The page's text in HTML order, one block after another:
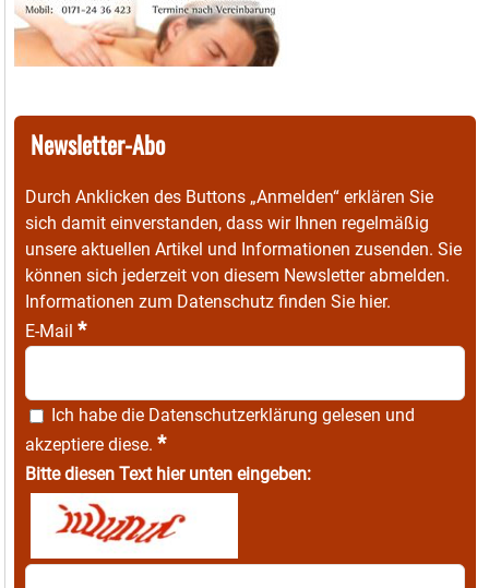
Newsletter-Abo
Durch Anklicken des Buttons „Anmelden“ erklären Sie
sich damit einverstanden, dass wir Ihnen regelmäßig
unsere aktuellen Artikel und Informationen zusenden. Sie
können sich jederzeit von diesem Newsletter abmelden.
Informationen zum Datenschutz finden Sie hier.
E-Mail *
Ich habe die Datenschutzerklärung gelesen und
akzeptiere diese. *
Bitte diesen Text hier unten eingeben: